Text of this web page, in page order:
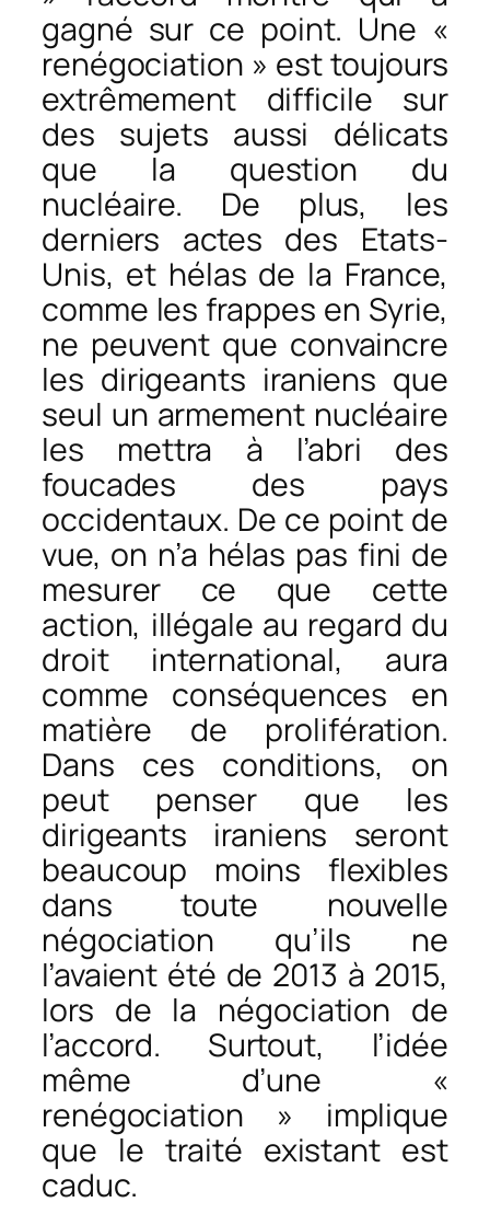
gagné sur ce point. Une «
renégociation » est toujours
extrêmement difficile sur
des sujets aussi délicats
que la question du
nucléaire. De plus, les
derniers actes des Etats-
Unis, et hélas de la France,
comme les frappes en Syrie,
ne peuvent que convaincre
les dirigeants iraniens que
seul un armement nucléaire
les mettra à l’abri des
foucades des pays
occidentaux. De ce point de
vue, on n’a hélas pas fini de
mesurer ce que cette
action, illégale au regard du
droit international, aura
comme conséquences en
matière de prolifération.
Dans ces conditions, on
peut penser que les
dirigeants iraniens seront
beaucoup moins flexibles
dans toute nouvelle
négociation qu’ils ne
l’avaient été de 2013 à 2015,
lors de la négociation de
l’accord. Surtout, l’idée
même d’une «
renégociation » implique
que le traité existant est
caduc.